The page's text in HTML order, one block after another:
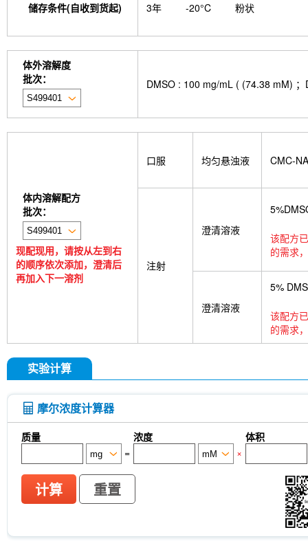
储存条件(自收到货起) 3年 -20°C 粉状
体外溶解度
批次：
DMSO : 100 mg/mL ( (74.38 mM)
体内溶解配方
批次：
现配现用，请按从左到右
的顺序依次添加，澄清后
再加入下一溶剂
口服 均匀悬浊液 CMC-NA
注射
澄清溶液
该配方
的需求
澄清溶液
5%
该配方
的需求
实验计算
摩尔浓度计算器
质量 浓度
体积
=
×
计算 重置